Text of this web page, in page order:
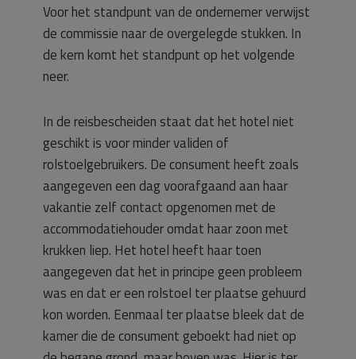
Voor het standpunt van de ondernemer verwijst
de commissie naar de overgelegde stukken. In
de kern komt het standpunt op het volgende
neer.
In de reisbescheiden staat dat het hotel niet
geschikt is voor minder validen of
rolstoelgebruikers. De consument heeft zoals
aangegeven een dag voorafgaand aan haar
vakantie zelf contact opgenomen met de
accommodatiehouder omdat haar zoon met
krukken liep. Het hotel heeft haar toen
aangegeven dat het in principe geen probleem
was en dat er een rolstoel ter plaatse gehuurd
kon worden. Eenmaal ter plaatse bleek dat de
kamer die de consument geboekt had niet op